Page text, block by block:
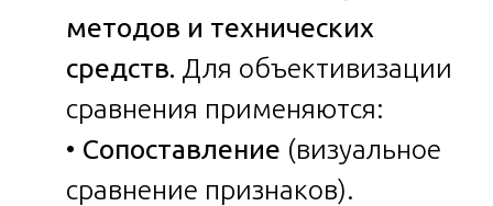
методов и технических
средств. Для объективизации
сравнения применяются:
• Сопоставление (визуальное
сравнение признаков).